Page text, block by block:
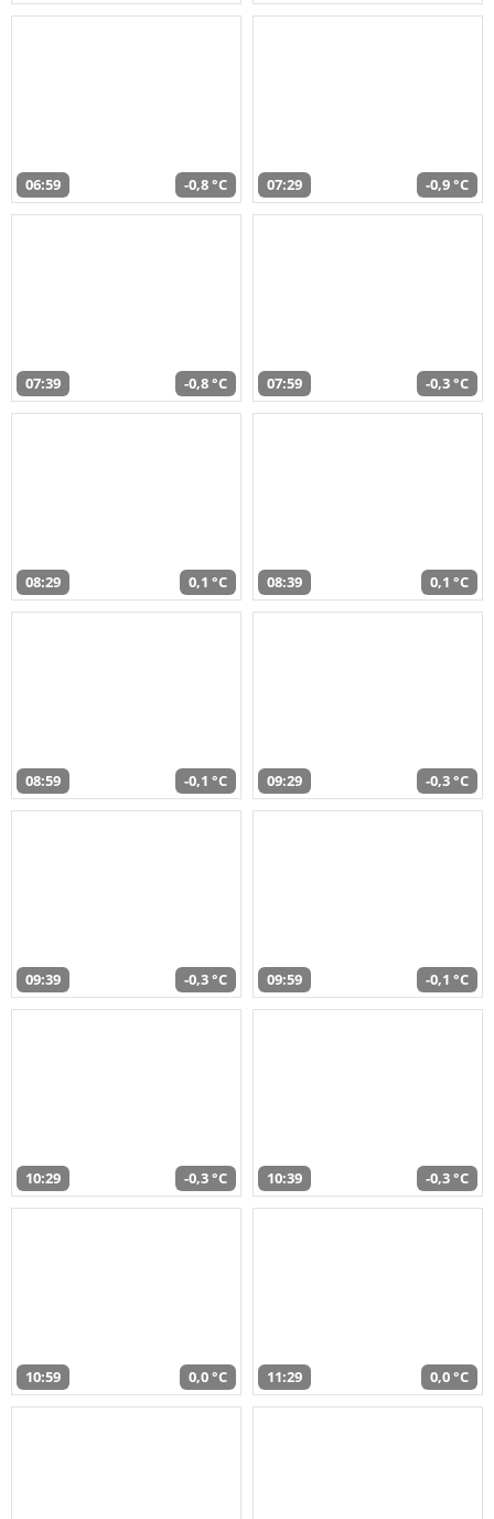
06:59 -0,8 °C 07:29 -0,9 °C
07:39 -0,8 °C 07:59 -0,3 °C
08:29 0,1 °C 08:39 0,1 °C
08:59 -0,1 °C 09:29 -0,3 °C
09:39 -0,3 °C 09:59 -0,1 °C
10:29 -0,3 °C 10:39 -0,3 °C
10:59 0,0 °C 11:29 0,0 °C